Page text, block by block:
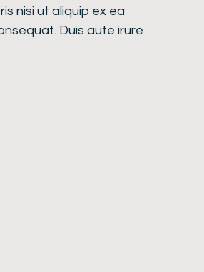
nisi ut aliquip ex ea
Duis aute irure